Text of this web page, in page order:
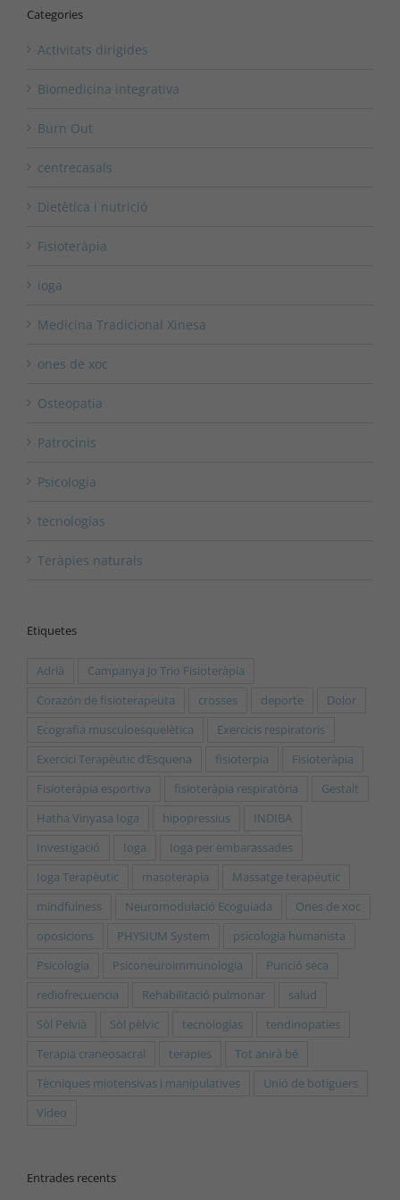
Categories
Activitats dirigides
Biomedicina integrativa
Burn Out
centrecasals
Dietètica i nutrició
Fisioteràpia
ioga
Medicina Tradicional Xinesa
ones de xoc
Osteopatia
Patrocinis
Psicologia
tecnologías
Teràpies naturals
Etiquetes
Adrià
Campanya Jo Trio Fisioteràpia
Corazón de fisioterapeuta
crosses deporte
Dolor
Ecografia musculoesquelètica
Exercicis respiratoris
Exercici Terapèutic d’Esquena
fisioterpia
Fisioteràpia
Fisioteràpia esportiva
fisioteràpia respiratòria
Gestalt
Hatha Vinyasa Ioga
hipopressius
INDIBA
Investigació
Ioga
Ioga per embarassades
Ioga Terapèutic
masoterapia
Massatge terapèutic
mindfulness
Neuromodulació Ecoguiada
Ones de xoc
oposicions
PHYSIUM System
psicologia humanista
Psicología
Psiconeuroimmunologia
Punció seca
rediofrecuencia
Rehabilitació pulmonar
salud
Sòl Pelvià
Sòl pèlvic tecnologías
tendinopaties
Terapia craneosacral
terapies
Tot anirà bé
Tècniques miotensivas i manipulatives
Unió de botiguers
Vídeo
Entrades recents